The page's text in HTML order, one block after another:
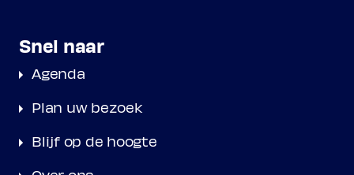
Snel naar
Agenda
Plan uw bezoek
Blijf op de hoogte